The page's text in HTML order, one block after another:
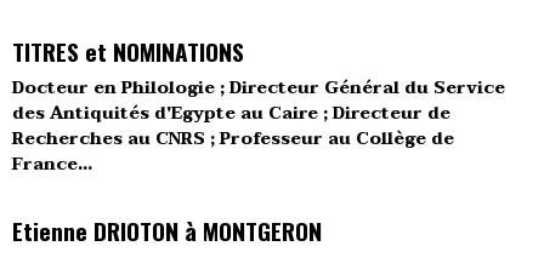
TITRES et NOMINATIONS
Docteur en Philologie ; Directeur Général du Service
des Antiquités d'Egypte au Caire ; Directeur de
Recherches au CNRS ; Professeur au Collège de
France...
Etienne DRIOTON à MONTGERON